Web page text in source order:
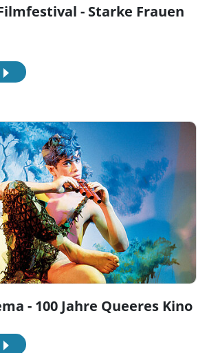
- Starke Frauen
- 100 Jahre Queeres Kino